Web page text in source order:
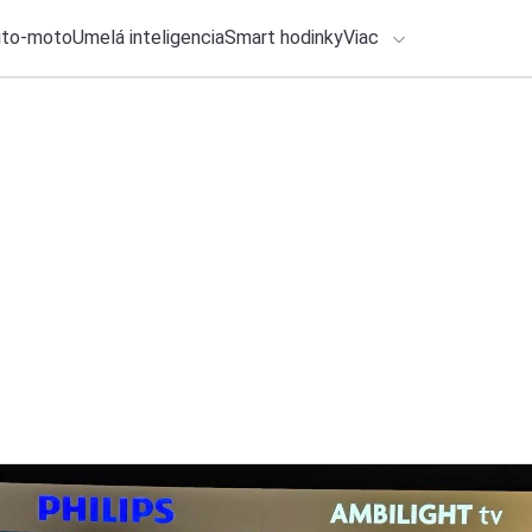
motoUmelá inteligenciaSmart hodinkyViac